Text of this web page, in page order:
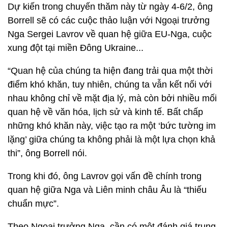
Dự kiến trong chuyến thăm này từ ngày 4-6/2, ông
Borrell sẽ có các cuộc thảo luận với Ngoại trưởng
Nga Sergei Lavrov về quan hệ giữa EU-Nga, cuộc
xung đột tại miền Đông Ukraine...
“Quan hệ của chúng ta hiện đang trải qua một thời
điểm khó khăn, tuy nhiên, chúng ta vẫn kết nối với
nhau không chỉ về mặt địa lý, mà còn bởi nhiều mối
quan hệ về văn hóa, lịch sử và kinh tế. Bất chấp
những khó khăn này, việc tạo ra một ‘bức tường im
lặng’ giữa chúng ta không phải là một lựa chọn khả
thi”, ông Borrell nói.
Trong khi đó, ông Lavrov gọi vấn đề chính trong
quan hệ giữa Nga và Liên minh châu Âu là “thiếu
chuẩn mực”.